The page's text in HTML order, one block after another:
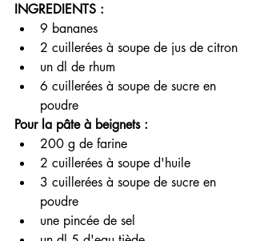
INGREDIENTS :
9 bananes
2 cuillerées à soupe de jus de citron
un dl de rhum
6 cuillerées à soupe de sucre en
poudre
Pour la pâte à beignets :
200 g de farine
2 cuillerées à soupe d'huile
3 cuillerées à soupe de sucre en
poudre
une pincée de sel